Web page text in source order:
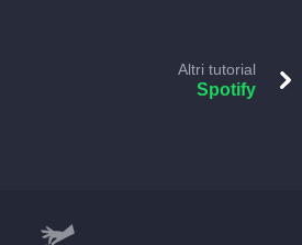
Altri tutorial
Spotify